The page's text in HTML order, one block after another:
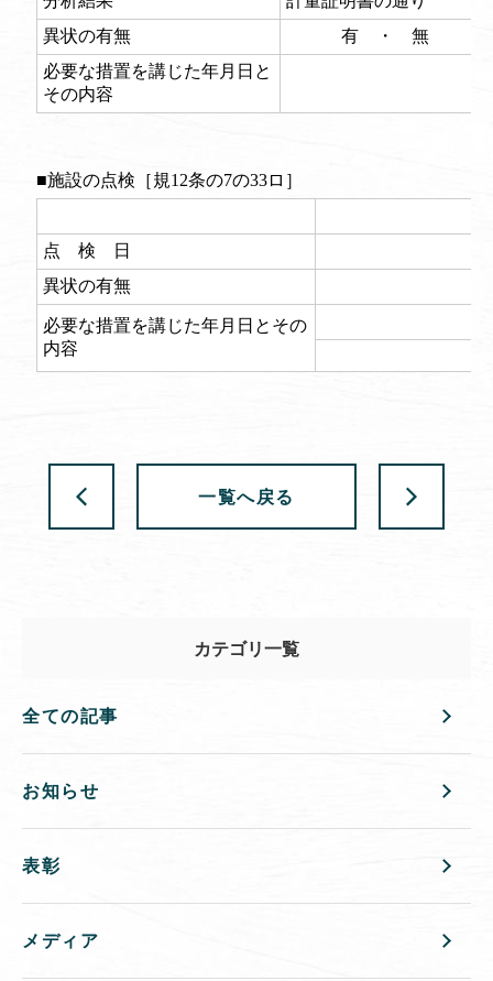
一覧へ戻る
カテゴリ一覧
全ての記事
お知らせ
表彰
メディア